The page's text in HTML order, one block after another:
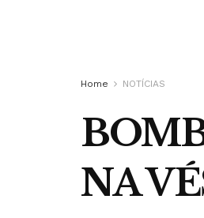
Home NOTÍCIAS
NA